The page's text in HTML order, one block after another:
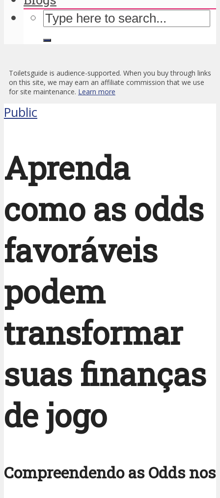
Toiletsguide is audience-supported. When you buy through links
on this site, we may earn an affiliate commission that we use
for site maintenance. Learn more
Public
Aprenda
como as odds
favoráveis
podem
transformar
suas finanças
de jogo
Compreendendo as Odds